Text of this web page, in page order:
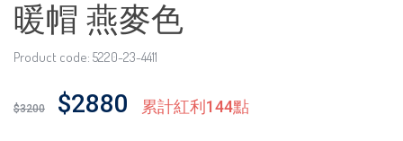
暖帽 燕麥色
Product code: 5220-23-4411
$3200 $2880 累計紅利144點